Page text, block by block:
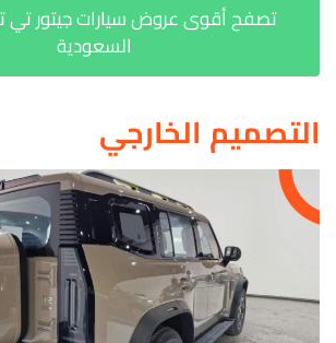
السعودية
التصميم الخارجي